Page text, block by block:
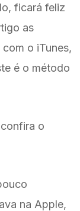
ficará feliz
as
o iTunes,
é o método
o
na Apple,